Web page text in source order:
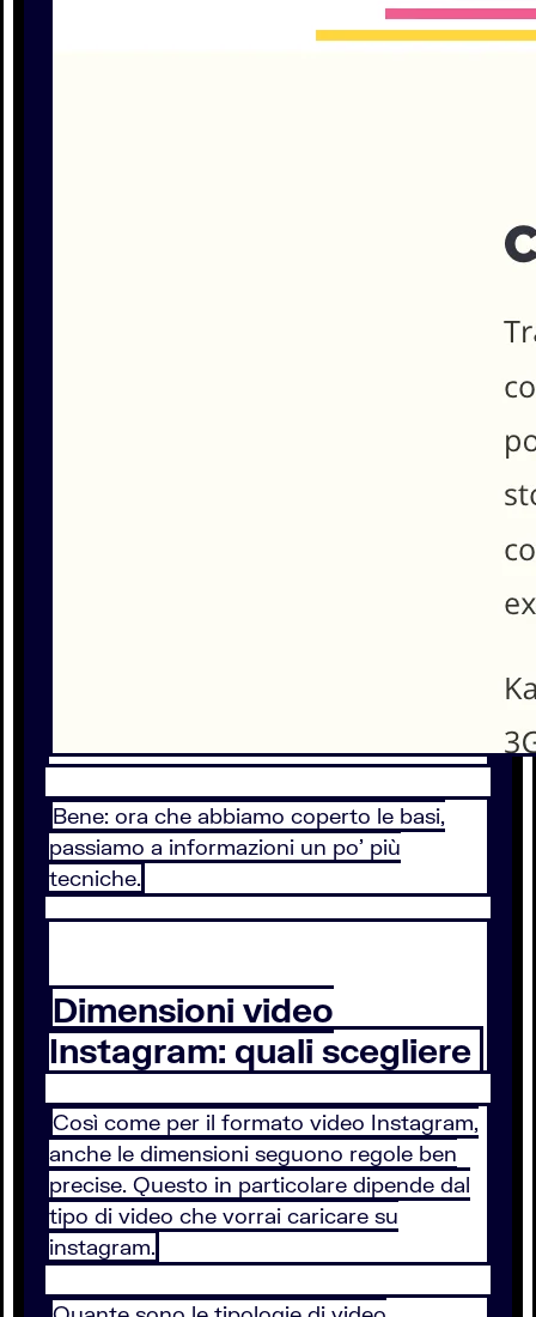
Bene: ora che abbiamo coperto le basi,
passiamo a informazioni un po’ più
tecniche.
Dimensioni video
Instagram: quali scegliere
Così come per il formato video Instagram,
anche le dimensioni seguono regole ben
precise. Questo in particolare dipende dal
tipo di video che vorrai caricare su
instagram.